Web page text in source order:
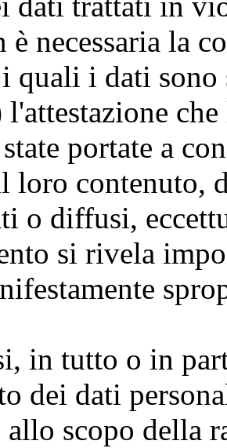
necessaria la
quali i dati sono
portate a
loro contenuto,
o diffusi,
si rivela
in tutto o in
dei dati
scopo della